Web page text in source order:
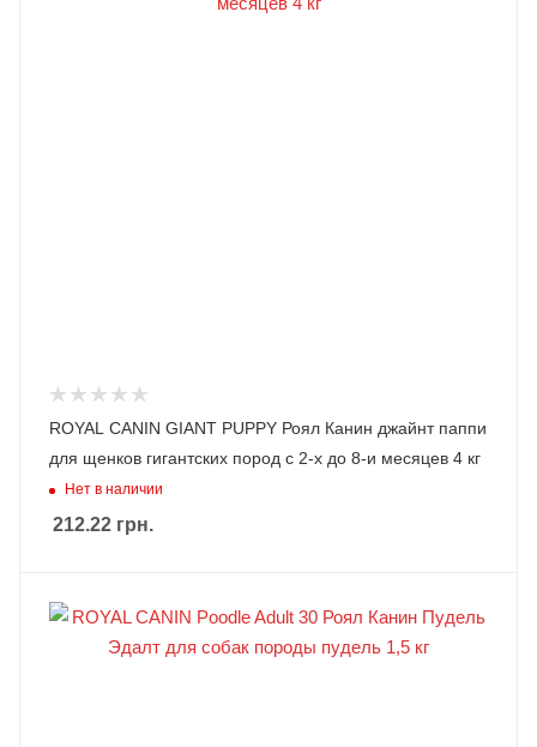
ROYAL CANIN GIANT PUPPY Роял Канин джайнт паппи
для щенков гигантских пород с 2-х до 8-и месяцев 4 кг
Нет в наличии
212.22 грн.